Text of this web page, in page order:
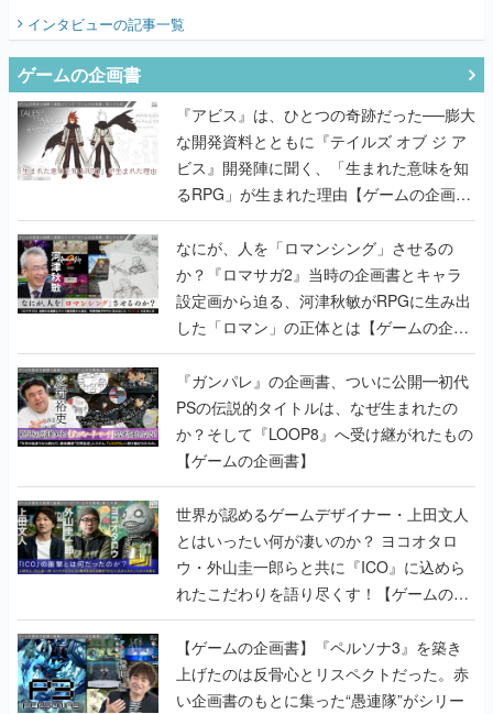
てみた
インタビューの記事一覧
ゲームの企画書
『アビス』は、ひとつの奇跡だった──膨大
な開発資料とともに『テイルズ オブ ジ ア
ビス』開発陣に聞く、「生まれた意味を知
るRPG」が生まれた理由【ゲームの企画
書】
なにが、人を「ロマンシング」させるの
か？『ロマサガ2』当時の企画書とキャラ
設定画から迫る、河津秋敏がRPGに生み出
した「ロマン」の正体とは【ゲームの企画
書】
『ガンパレ』の企画書、ついに公開━初代
PSの伝説的タイトルは、なぜ生まれたの
か？そして『LOOP8』へ受け継がれたもの
【ゲームの企画書】
世界が認めるゲームデザイナー・上田文人
とはいったい何が凄いのか？ ヨコオタロ
ウ・外山圭一郎らと共に『ICO』に込めら
れたこだわりを語り尽くす！【ゲームの企
画書】
【ゲームの企画書】『ペルソナ3』を築き
上げたのは反骨心とリスペクトだった。赤
い企画書のもとに集った“愚連隊”がシリー